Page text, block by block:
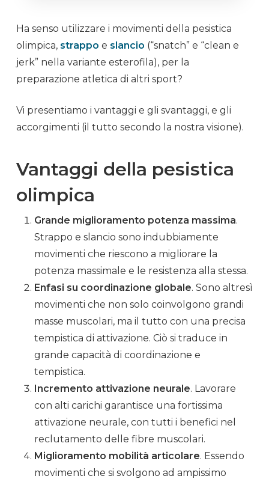
Ha senso utilizzare i movimenti della pesistica
olimpica, strappo e slancio (“snatch” e “clean e
jerk” nella variante esterofila), per la
preparazione atletica di altri sport?
Vi presentiamo i vantaggi e gli svantaggi, e gli
accorgimenti (il tutto secondo la nostra visione).
Vantaggi della pesistica
olimpica
Grande miglioramento potenza massima.
Strappo e slancio sono indubbiamente
movimenti che riescono a migliorare la
potenza massimale e le resistenza alla stessa.
Enfasi su coordinazione globale. Sono altresì
movimenti che non solo coinvolgono grandi
masse muscolari, ma il tutto con una precisa
tempistica di attivazione. Ciò si traduce in
grande capacità di coordinazione e
tempistica.
Incremento attivazione neurale. Lavorare
con alti carichi garantisce una fortissima
attivazione neurale, con tutti i benefici nel
reclutamento delle fibre muscolari.
Miglioramento mobilità articolare. Essendo
movimenti che si svolgono ad ampissimo